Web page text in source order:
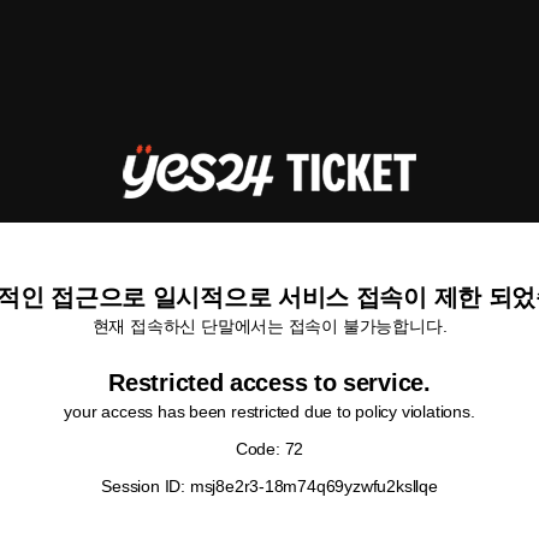
인 접근으로 일시적으로 서비스 접속이 제한 되
현재 접속하신 단말에서는 접속이 불가능합니다.
Restricted access to service.
your access has been restricted due to policy violations.
Code: 72
Session ID: msj8e2r3-18m74q69yzwfu2ksllqe